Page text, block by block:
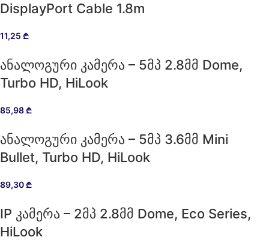
DisplayPort Cable 1.8m
11,25 ₾
ანალოგური კამერა – 5მპ 2.8მმ Dome,
Turbo HD, HiLook
85,98 ₾
ანალოგური კამერა – 5მპ 3.6მმ Mini
Bullet, Turbo HD, HiLook
89,30 ₾
IP კამერა – 2მპ 2.8მმ Dome, Eco Series,
HiLook